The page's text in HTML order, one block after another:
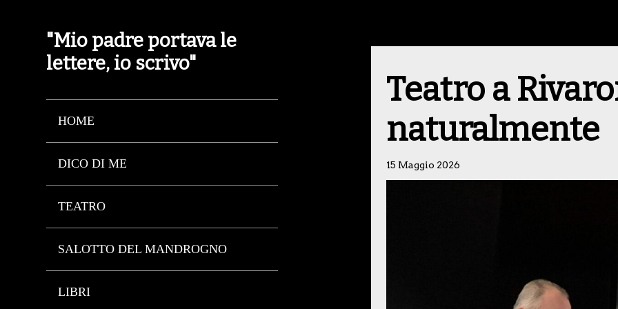
"Mio padre portava le
lettere, io scrivo"
HOME
DICO DI ME
TEATRO
SALOTTO DEL MANDROGNO
LIBRI
Teatro a
naturalmente
15 Maggio 2026